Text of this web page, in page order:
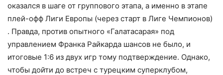
оказался в шаге от группового этапа, а именно в этапе
плей-офф Лиги Европы (через старт в Лиге Чемпионов)
. Правда, против опытного «Галатасарая» под
управлением Франка Райкарда шансов не было, и
итоговые 1:6 из двух игр тому подтверждение. Однако,
чтобы дойти до встреч с турецким суперклубом,